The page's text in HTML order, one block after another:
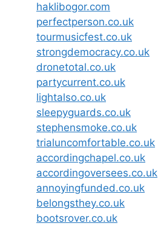
haklibogor.com
perfectperson.co.uk
tourmusicfest.co.uk
strongdemocracy.co.uk
dronetotal.co.uk
partycurrent.co.uk
lightalso.co.uk
sleepyguards.co.uk
stephensmoke.co.uk
trialuncomfortable.co.uk
accordingchapel.co.uk
accordingoversees.co.uk
annoyingfunded.co.uk
belongsthey.co.uk
bootsrover.co.uk